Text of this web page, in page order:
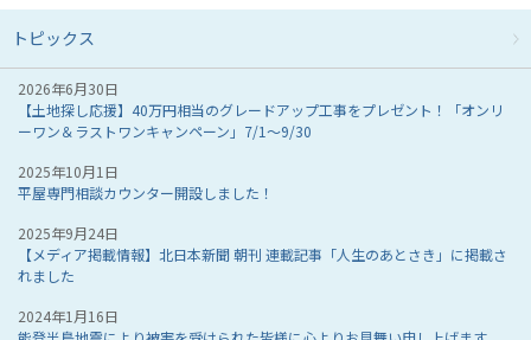
トピックス
2026年6月30日
【土地探し応援】40万円相当のグレードアップ工事をプレゼント！「オンリ
ーワン＆ラストワンキャンペーン」7/1～9/30
2025年10月1日
平屋専門相談カウンター開設しました！
2025年9月24日
【メディア掲載情報】北日本新聞 朝刊 連載記事「人生のあとさき」に掲載さ
れました
2024年1月16日